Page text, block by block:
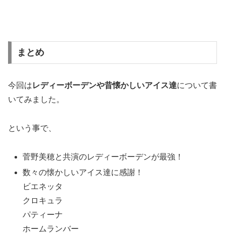
まとめ
今回はレディーボーデンや昔懐かしいアイス達について書
いてみました。
という事で、
菅野美穂と共演のレディーボーデンが最強！
数々の懐かしいアイス達に感謝！
ビエネッタ
クロキュラ
パティーナ
ホームランバー